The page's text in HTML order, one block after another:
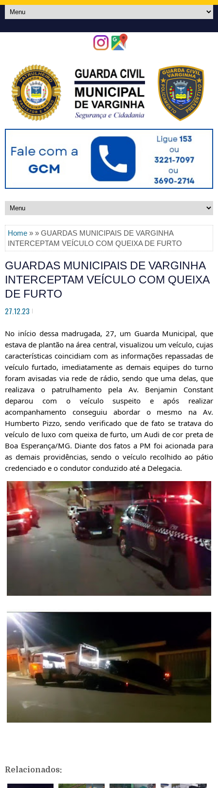
Home » » GUARDAS MUNICIPAIS DE VARGINHA
INTERCEPTAM VEÍCULO COM QUEIXA DE FURTO
GUARDAS MUNICIPAIS DE VARGINHA
INTERCEPTAM VEÍCULO COM QUEIXA
DE FURTO
27.12.23
No início dessa madrugada, 27, um Guarda Municipal, que
estava de plantão na área central, visualizou um veículo, cujas
características coincidiam com as informações repassadas de
veículo furtado, imediatamente as demais equipes do turno
foram avisadas via rede de rádio, sendo que uma delas, que
realizava o patrulhamento pela Av. Benjamin Constant
deparou com o veículosuspeito e após realizar
acompanhamento conseguiu abordar o mesmo na Av.
Humberto Pizzo, sendo verificado que de fato se tratava do
veículo de luxo com queixa de furto, um Audi de cor preta de
Boa Esperança/MG. Diante dos fatos a PM foi acionada para
as demais providências, sendo o veículo recolhido ao pátio
credenciado e o condutor conduzido até a Delegacia.
Relacionados: